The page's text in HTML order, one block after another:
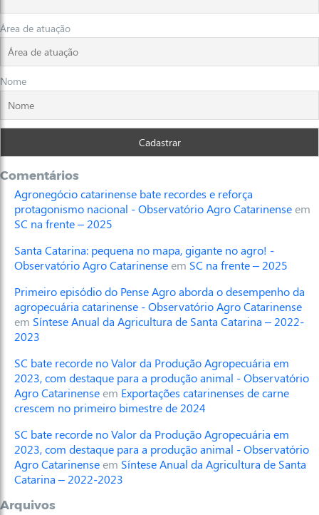
Área de atuação
Nome
Comentários
Agronegócio catarinense bate recordes e reforça
protagonismo nacional - Observatório Agro Catarinenseem
SC na frente – 2025
Santa Catarina: pequena no mapa, gigante no agro! -
Observatório Agro Catarinenseem SC na frente – 2025
Primeiro episódio do Pense Agro aborda o desempenho da
agropecuária catarinense - Observatório Agro Catarinense
em Síntese Anual da Agricultura de Santa Catarina – 2022-
2023
SC bate recorde no Valor da Produção Agropecuária em
2023, com destaque para a produção animal - Observatório
Agro Catarinenseem Exportações catarinenses de carne
crescem no primeiro bimestre de 2024
SC bate recorde no Valor da Produção Agropecuária em
2023, com destaque para a produção animal - Observatório
Agro Catarinenseem Síntese Anual da Agricultura de Santa
Catarina – 2022-2023
Arquivos